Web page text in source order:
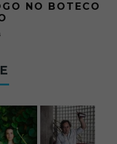
NO BOTECO